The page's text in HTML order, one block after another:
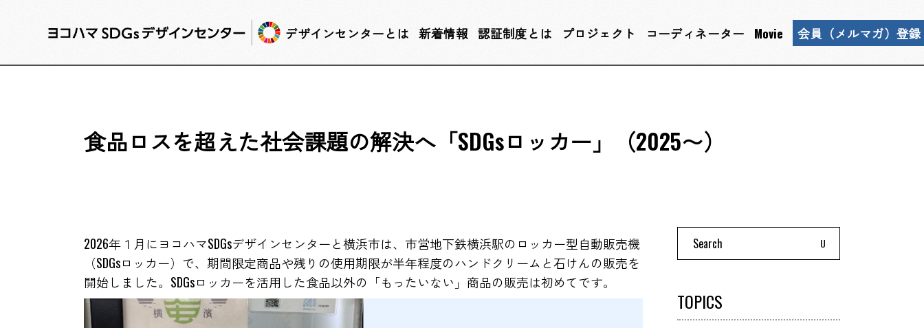
デザインセンターとは 新着情報 認証制度とは プロジェクト コーディネーター Movie 会員（メルマガ）登録
食品ロスを超えた社会課題の解決へ「SDGsロッカー」（2025〜）
2026年１月にヨコハマSDGsデザインセンターと横浜市は、市営地下鉄横浜駅のロッカー型自動販売機
（SDGsロッカー）で、期間限定商品や残りの使用期限が半年程度のハンドクリームと石けんの販売を
開始しました。SDGsロッカーを活用した食品以外の「もったいない」商品の販売は初めてです。
Search
TOPICS